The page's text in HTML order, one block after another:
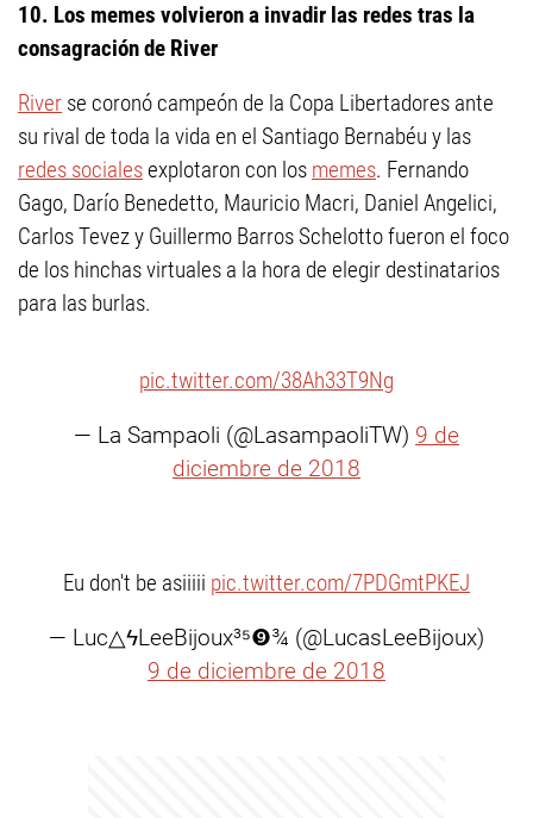
10. Los memes volvieron a invadir las redes tras la
consagración de River
River se coronó campeón de la Copa Libertadores ante
su rival de toda la vida en el Santiago Bernabéu y las
redes socialesexplotaron con los memes. Fernando
Gago, Darío Benedetto, Mauricio Macri, Daniel Angelici,
Carlos Tevez y Guillermo Barros Schelotto fueron el foco
de los hinchas virtuales a la hora de elegir destinatarios
para las burlas.
pic.twitter.com/38Ah33T9Ng
— La Sampaoli (@LasampaoliTW) 9 de
diciembre de 2018
Eu don't be asiiiii pic.twitter.com/7PDGmtPKEJ
— Luc△ϟLeeBijoux³⁵❾¾ (@LucasLeeBijoux)
9 de diciembre de 2018